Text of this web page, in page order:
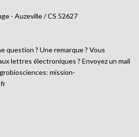
- Auzeville / CS 52627
question ? Une remarque ? Vous
lettres électroniques ? Envoyez un mail
mission-